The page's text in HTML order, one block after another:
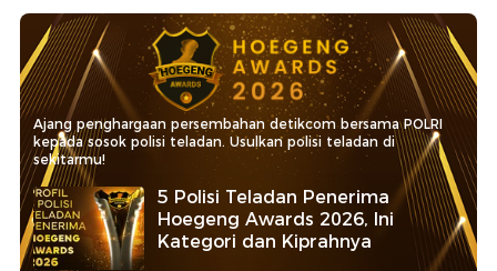
Ajang penghargaan persembahan detikcom bersama POLRI
kepada sosok polisi teladan. Usulkan polisi teladan di
sekitarmu!
5 Polisi Teladan Penerima
Hoegeng Awards 2026, Ini
Kategori dan Kiprahnya